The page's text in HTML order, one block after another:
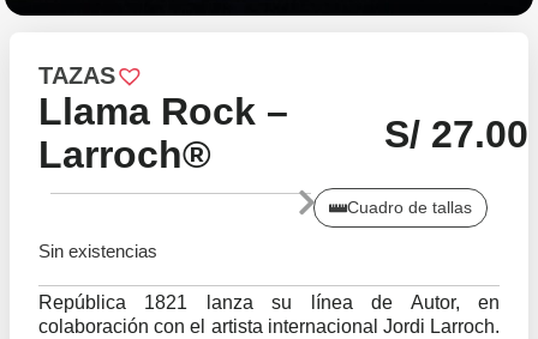
TAZAS
Llama Rock –
Larroch®
S/ 27.00
Cuadro de tallas
Sin existencias
República 1821 lanza su línea de Autor, en
colaboración con el artista internacional Jordi Larroch.